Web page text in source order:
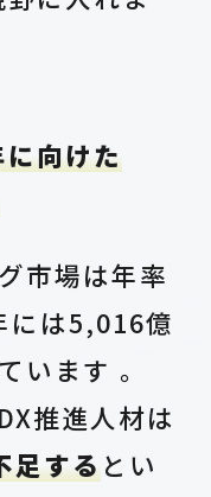
向けた
市場は年率
には5,016億
います 。
推進人材は
足するとい